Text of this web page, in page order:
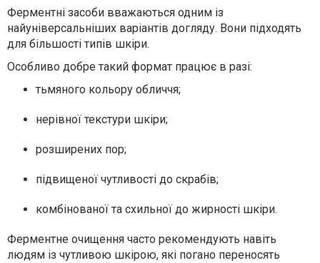
Ферментні засоби вважаються одним із
найуніверсальніших варіантів догляду. Вони підходять
для більшості типів шкіри.
Особливо добре такий формат працює в разі:
тьмяного кольору обличчя;
нерівної текстури шкіри;
розширених пор;
підвищеної чутливості до скрабів;
комбінованої та схильної до жирності шкіри.
Ферментне очищення часто рекомендують навіть
людям із чутливою шкірою, які погано переносять